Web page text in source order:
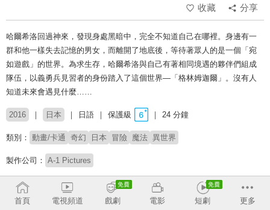
收藏
分享
哈爾希洛回過神來，發現身處黑暗中，完全不知道自己在哪裡。身邊有一
群和他一樣失去記憶的男女，而離開了地底後，等待著眾人的是一個「宛
如遊戲」的世界。為求生存，哈爾希洛與自己有著相同境遇的夥伴們組成
隊伍，以義勇兵見習者的身份踏入了這個世界—「格林姆迦爾」。沒有人
知道未來會遇見什麼……
2016 日本 日語 保護級 24 分鐘
類別： 動畫/卡通 奇幻 日本 冒險 魔法 異世界
製作公司： A-1 Pictures
導演： 中村亮介
配音： 細谷佳正 吉野裕行 島崎信長 落合福嗣 小松未可子 照井春佳
首頁 電視頻道 戲劇 電影 短劇 更多